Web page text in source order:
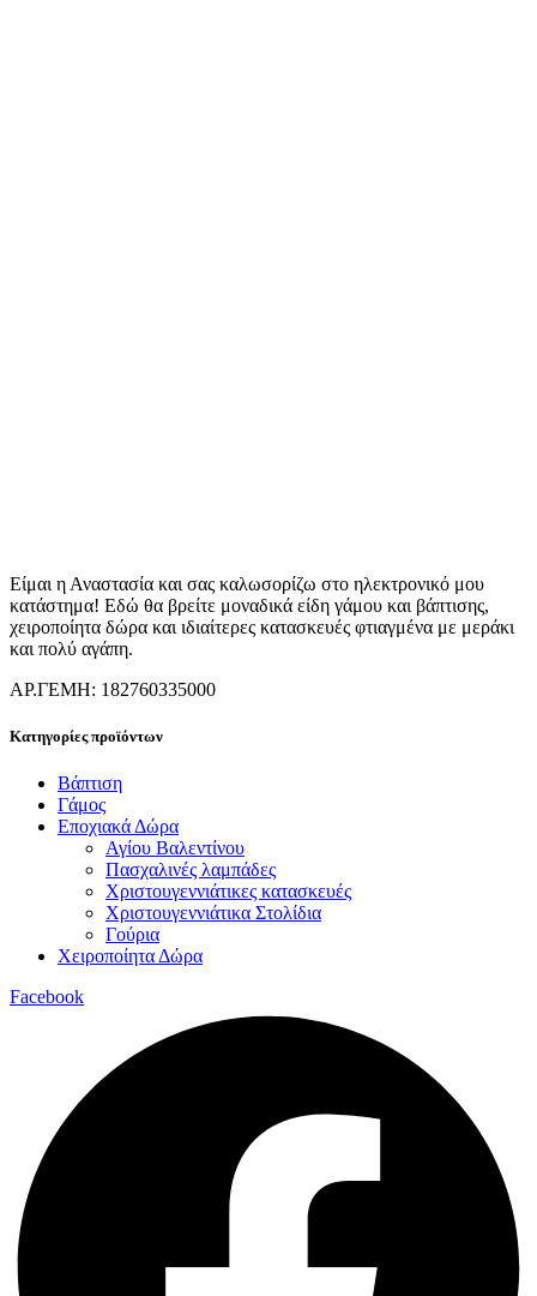
Είμαι η Αναστασία και σας καλωσορίζω στο ηλεκτρονικό μου
κατάστημα! Εδώ θα βρείτε μοναδικά είδη γάμου και βάπτισης,
χειροποίητα δώρα και ιδιαίτερες κατασκευές φτιαγμένα με μεράκι
και πολύ αγάπη.
ΑΡ.ΓΕΜΗ: 182760335000
Κατηγορίες προϊόντων
Βάπτιση
Γάμος
Εποχιακά Δώρα
Αγίου Βαλεντίνου
Πασχαλινές λαμπάδες
Χριστουγεννιάτικες κατασκευές
Χριστουγεννιάτικα Στολίδια
Γούρια
Χειροποίητα Δώρα
Facebook